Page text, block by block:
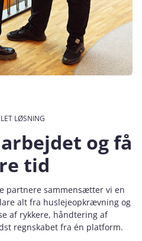
LØSNING
og få
tid
partnere sammensætter vi en
alt fra huslejeopkrævning og
af rykkere, håndtering af
regnskabet fra én platform.